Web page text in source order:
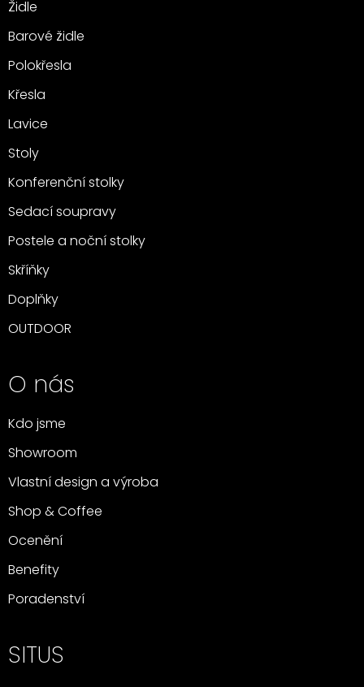
Židle
Barové židle
Polokřesla
Křesla
Lavice
Stoly
Konferenční stolky
Sedací soupravy
Postele a noční stolky
Skříňky
Doplňky
OUTDOOR
O nás
Kdo jsme
Showroom
Vlastní design a výroba
Shop & Coffee
Ocenění
Benefity
Poradenství
SITUS